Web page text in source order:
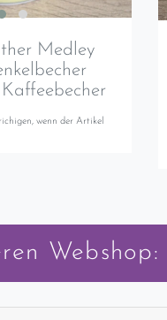
Medley
wenn der Artikel
Webshop: